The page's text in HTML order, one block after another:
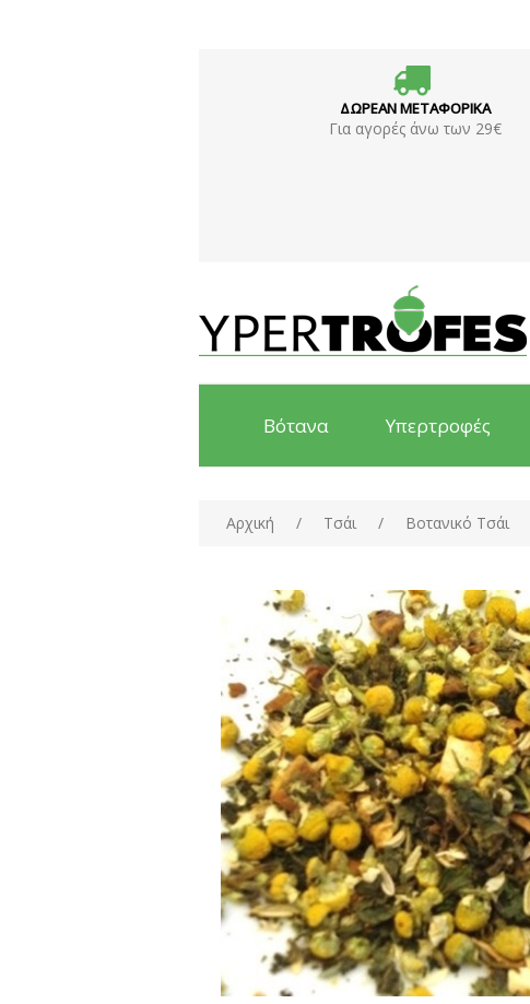
ΔΩΡΕΑΝ ΜΕΤΑΦΟΡΙΚΑ
Για αγορές άνω των 29€
Βότανα Υπερτροφές
Αρχική / Τσάι / Βοτανικό Τσάι